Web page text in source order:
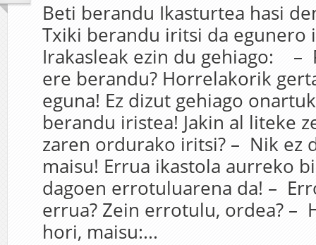
Beti berandu Ikasturtea hasi
Txiki berandu iritsi da egunero
Irakasleak ezin du gehiago: –
ere berandu? Horrelakorik
eguna! Ez dizut gehiago
berandu iristea! Jakin al liteke
zaren ordurako iritsi? – Nik ez
maisu! Errua ikastola aurreko
dagoen errotuluarena da! –
errua? Zein errotulu, ordea? –
hori, maisu:...